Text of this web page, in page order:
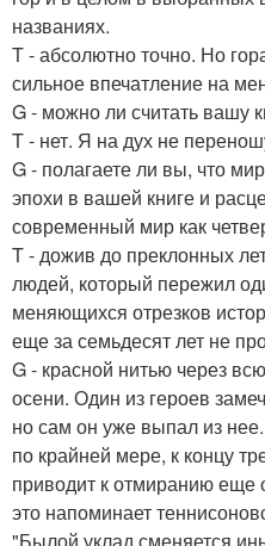
названиях.
T - абсолютно точно. Но
сильное впечатление на
G - можно ли считать вашу
T - нет. Я на дух не
G - полагаете ли вы, что
эпохи в вашей книге и
современный мир как
T - дожив до преклонных
людей, который пережил
меняющихся отрезков
еще за семьдесят лет не
G - красной нитью через
осени. Один из героев
но сам он уже выпал из нее.
по крайней мере, к концу
приводит к отмиранию еще
это напоминает
"Былой уклад сменяется